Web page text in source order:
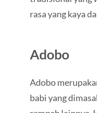
rasa yang kaya
Adobo
Adobo
babi yang